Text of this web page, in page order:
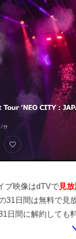
ブ映像はdTVで見
31日間は無料で見
日間に解約しても